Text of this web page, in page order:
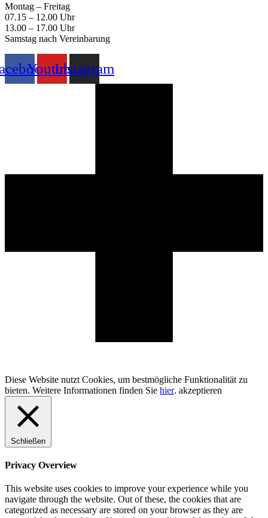
Montag – Freitag
07.15 – 12.00 Uhr
13.00 – 17.00 Uhr
Samstag nach Vereinbarung
YoutubeInstagram
Diese Website nutzt Cookies, um bestmögliche Funktionalität zu
bieten. Weitere Informationen finden Sie hier. akzeptieren
Schließen
Privacy Overview
This website uses cookies to improve your experience while you
navigate through the website. Out of these, the cookies that are
categorized as necessary are stored on your browser as they are